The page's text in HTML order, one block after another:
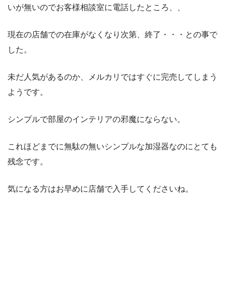
いが無いのでお客様相談室に電話したところ、、
現在の店舗での在庫がなくなり次第、終了・・・との事で
した。
未だ人気があるのか、メルカリではすぐに完売してしまう
ようです。
シンプルで部屋のインテリアの邪魔にならない。
これほどまでに無駄の無いシンプルな加湿器なのにとても
残念です。
気になる方はお早めに店舗で入手してくださいね。